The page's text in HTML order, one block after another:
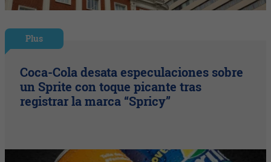
Plus
Coca-Cola desata especulaciones sobre
un Sprite con toque picante tras
registrar la marca “Spricy”